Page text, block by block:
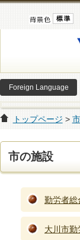
Foreign Language
トップページ >
市の施設
勤労者総
大川市勤